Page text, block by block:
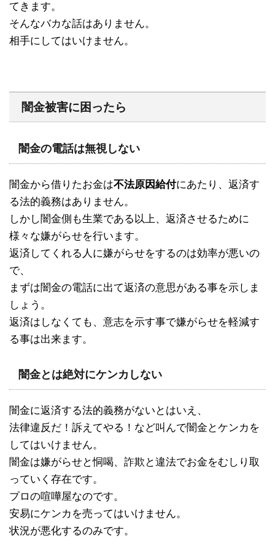
てきます。
そんなバカな話はありません。
相手にしてはいけません。
闇金被害に困ったら
闇金の電話は無視しない
闇金から借りたお金は不法原因給付にあたり、返済す
る法的義務はありません。
しかし闇金側も生業である以上、返済させるために
様々な嫌がらせを行います。
返済してくれる人に嫌がらせをするのは効率が悪いの
で、
まずは闇金の電話に出て返済の意思がある事を示しま
しょう。
返済はしなくても、意志を示す事で嫌がらせを軽減す
る事は出来ます。
闇金とは絶対にケンカしない
闇金に返済する法的義務がないとはいえ、
法律違反だ！訴えてやる！など叫んで闇金とケンカを
してはいけません。
闇金は嫌がらせと恫喝、詐欺と違法でお金をむしり取
っていく存在です。
プロの喧嘩屋なのです。
安易にケンカを売ってはいけません。
状況が悪化するのみです。